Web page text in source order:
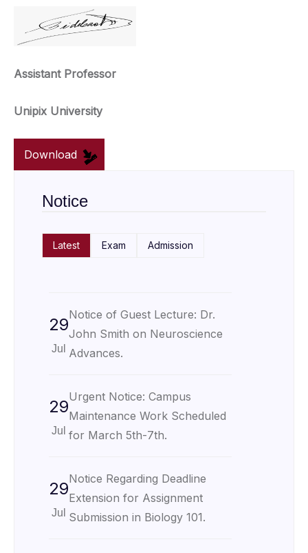
Assistant Professor
Unipix University
Download
Notice
Latest Exam Admission
29
Jul
Notice of Guest Lecture: Dr.
John Smith on Neuroscience
Advances.
29
Jul
Urgent Notice: Campus
Maintenance Work Scheduled
for March 5th-7th.
29
Jul
Notice Regarding Deadline
Extension for Assignment
Submission in Biology 101.